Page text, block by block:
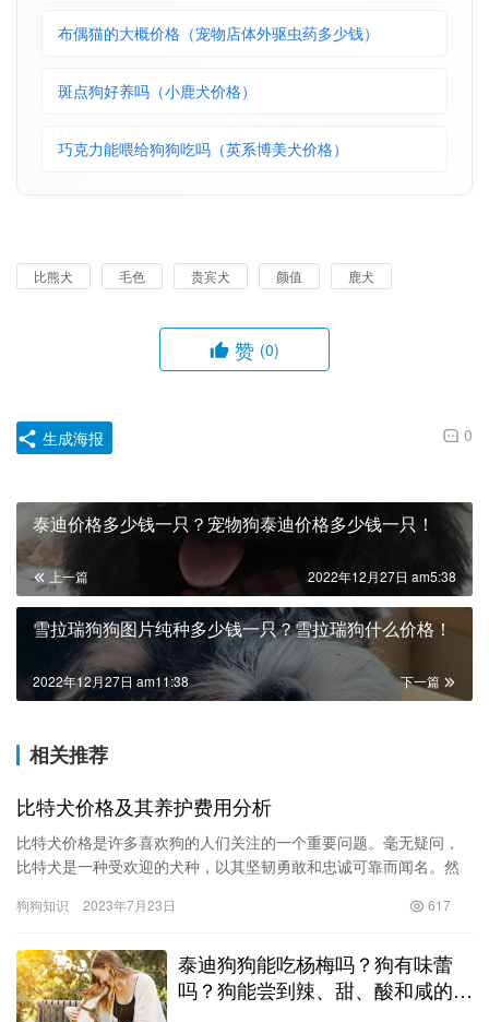
布偶猫的大概价格（宠物店体外驱虫药多少钱）
斑点狗好养吗（小鹿犬价格）
巧克力能喂给狗狗吃吗（英系博美犬价格）
比熊犬 毛色 贵宾犬 颜值 鹿犬
赞 (0)
0
生成海报
泰迪价格多少钱一只？宠物狗泰迪价格多少钱一只！
上一篇 2022年12月27日 am5:38
雪拉瑞狗狗图片纯种多少钱一只？雪拉瑞狗什么价格！
下一篇
2022年12月27日 am11:38
相关推荐
比特犬价格及其养护费用分析
比特犬价格是许多喜欢狗的人们关注的一个重要问题。毫无疑问，
比特犬是一种受欢迎的犬种，以其坚韧勇敢和忠诚可靠而闻名。然
要的考…
狗狗知识 2023年7月23日 617
泰迪狗狗能吃杨梅吗？狗有味蕾
吗？狗能尝到辣、甜、酸和咸的食